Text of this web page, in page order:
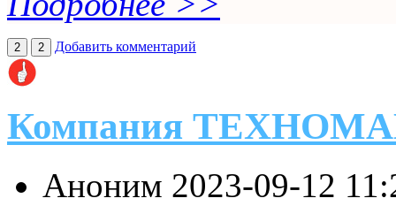
2 2 Добавить комментарий
Компания
Аноним 2023-09-12